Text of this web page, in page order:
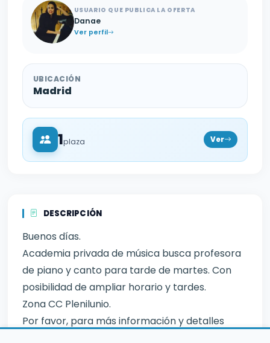
USUARIO QUE PUBLICA LA OFERTA
Danae
Ver perfil
UBICACIÓN
Madrid
1plaza Ver
DESCRIPCIÓN
Buenos días.
Academia privada de música busca profesora
de piano y canto para tarde de martes. Con
posibilidad de ampliar horario y tardes.
Zona CC Plenilunio.
Por favor, para más información y detalles